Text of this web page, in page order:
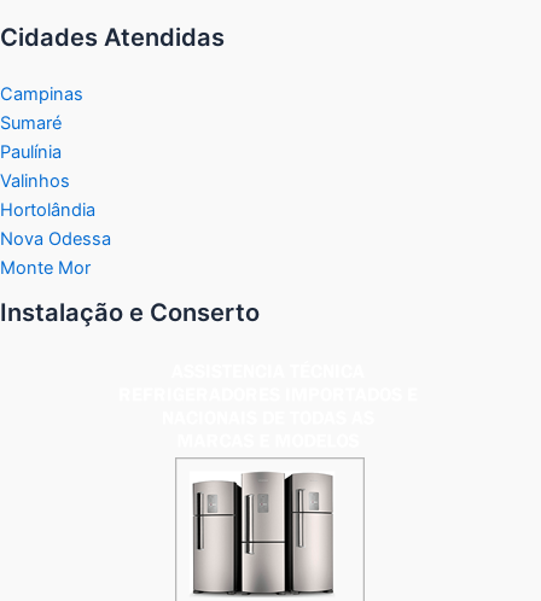
Cidades Atendidas
Campinas
Sumaré
Paulínia
Valinhos
Hortolândia
Nova Odessa
Monte Mor
Instalação e Conserto